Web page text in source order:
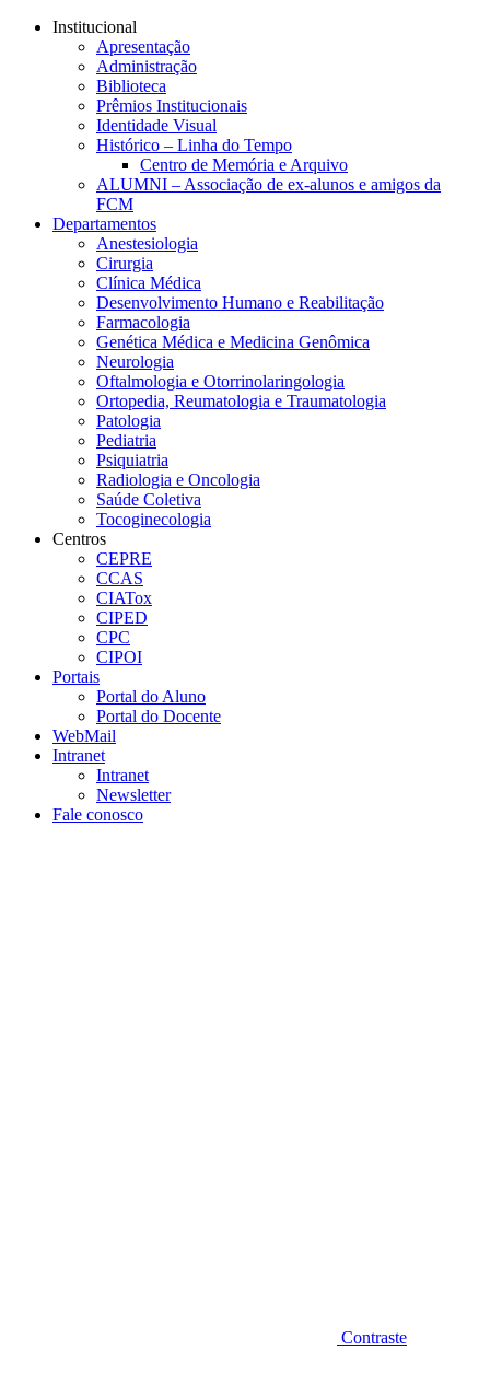
Conteúdo principal
Institucional
Apresentação
Administração
Biblioteca
Prêmios Institucionais
Identidade Visual
Histórico – Linha do Tempo
Centro de Memória e Arquivo
ALUMNI – Associação de ex-alunos e amigos da
FCM
Departamentos
Anestesiologia
Cirurgia
Clínica Médica
Desenvolvimento Humano e Reabilitação
Farmacologia
Genética Médica e Medicina Genômica
Neurologia
Oftalmologia e Otorrinolaringologia
Ortopedia, Reumatologia e Traumatologia
Patologia
Pediatria
Psiquiatria
Radiologia e Oncologia
Saúde Coletiva
Tocoginecologia
Centros
CEPRE
CCAS
CIATox
CIPED
CPC
CIPOI
Portais
Portal do Aluno
Portal do Docente
WebMail
Intranet
Intranet
Newsletter
Fale conosco
Contraste